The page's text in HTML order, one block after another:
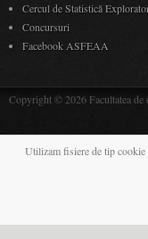
Cercul de Statistică
Concursuri
Facebook ASFEAA
Copyright © 2026 Facultatea de
Utilizam fisiere de tip cookie